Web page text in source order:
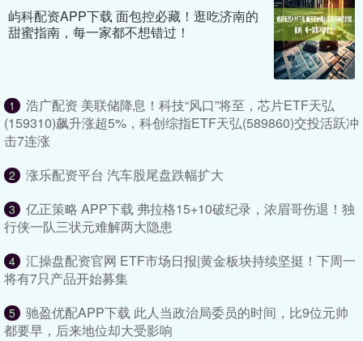
屿科配资APP下载 面包控必藏！逛吃济南的
甜蜜指南，每一家都不想错过！
1
浩广配资 美联储降息！科技“风口”将至，芯片ETF天弘
(159310)飙升涨超5%，科创综指ETF天弘(589860)交投活跃冲
击7连涨
2 涨乐配资平台 汽车股尾盘跌幅扩大
3
亿正策略 APP下载 弗拉格15+10破纪录，浓眉哥伤退！独
行侠一队三状元难解两大隐患
4
汇操盘配资官网 ETF市场日报|黄金板块持续坚挺！下周一
将有7只产品开始募集
5
驰盈优配APP下载 此人当政治局委员的时间，比9位元帅
都要早，后来地位却大受影响